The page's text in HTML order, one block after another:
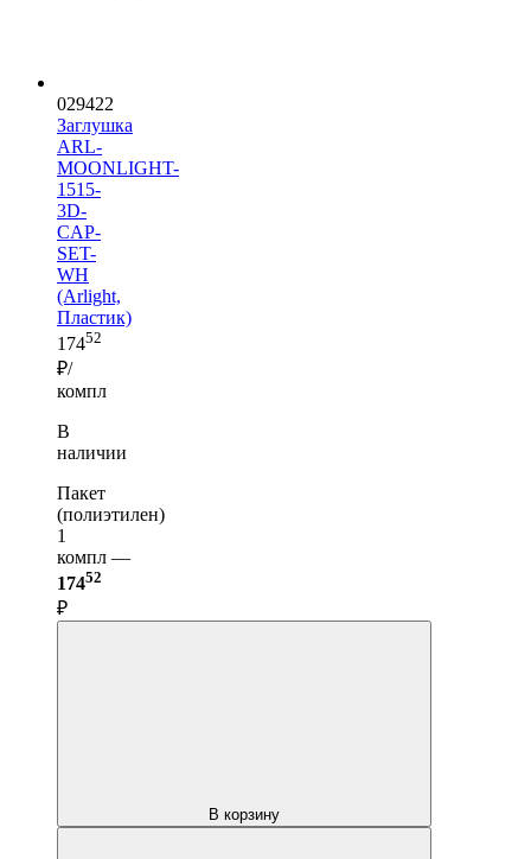
029422
Заглушка
ARL-
MOONLIGHT-
1515-
3D-
CAP-
SET-
WH
(Arlight,
Пластик)
17452
₽/
компл
В
наличии
Пакет
(полиэтилен)
1
компл —
17452
₽
В корзину